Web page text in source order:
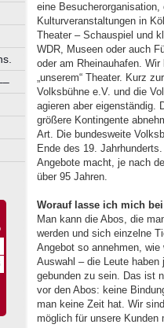
eine
Kulturveranstaltungen in
Theater – Schauspiel und
WDR, Museen oder auch
oder am Rheinauhafen.
„unserem“ Theater. Kurz
Volksbühne e.V. und die
agieren aber eigenständig.
größere Kontingente
Art. Die bundesweite
Ende des 19.
Angebote macht, je nach
über 95 Jahren.
Worauf lasse ich mich
Man kann die Abos, die
werden und sich einzelne
Angebot so annehmen,
Auswahl – die Leute
gebunden zu sein. Das ist
vor den Abos: keine
man keine Zeit hat. Wir
möglich für unsere Kunden